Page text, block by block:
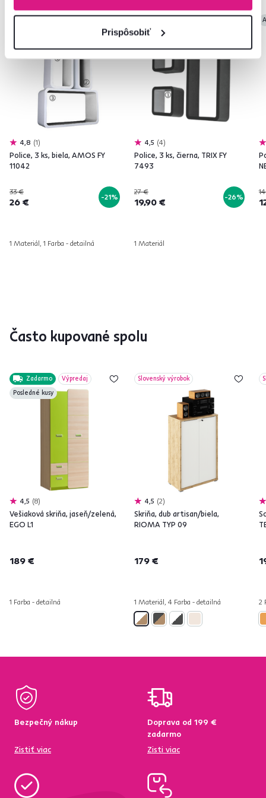
Prispôsobiť
Akcia
4,8 1
Police, 3 ks, biela, AMOS FY
11042
33 €
26 € -21%
1 Materiál, 1 Farba - detailná
4,5 4
Police, 3 ks, čierna, TRIX FY
7493
27 €
19,90 € -26%
1 Materiál
Často kupované spolu
Zadarmo
Výpredaj
Posledné kusy
4,5 8
Vešiaková skriňa, jaseň/zelená,
EGO L1
189 €
1 Farba - detailná
Slovenský výrobok
4,5 2
Skriňa, dub artisan/biela,
RIOMA TYP 09
179 €
1 Materiál, 4 Farba - detailná 2
Bezpečný nákup
Zistiť viac
Doprava od 199 €
zadarmo
Zisti viac